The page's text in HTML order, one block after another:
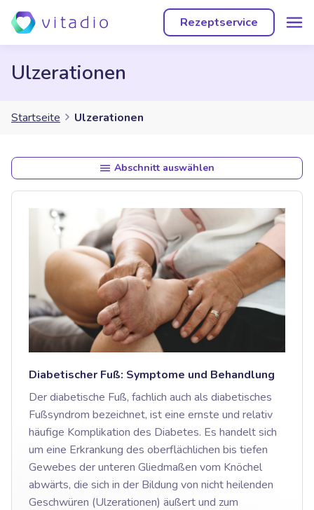
Rezeptservice
Ulzerationen
Startseite Ulzerationen
Abschnitt auswählen
Diabetischer Fuß: Symptome und Behandlung
Der diabetische Fuß, fachlich auch als diabetisches
Fußsyndrom bezeichnet, ist eine ernste und relativ
häufige Komplikation des Diabetes. Es handelt sich
um eine Erkrankung des oberflächlichen bis tiefen
Gewebes der unteren Gliedmaßen vom Knöchel
abwärts, die sich in der Bildung von nicht heilenden
Geschwüren (Ulzerationen) äußert und zum